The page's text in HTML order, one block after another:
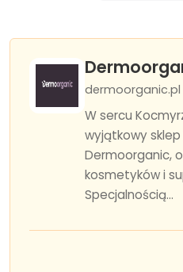
dermoorganic.pl
W sercu
wyjątkowy
Dermoorganic,
kosmetyków i
Specjalnością...